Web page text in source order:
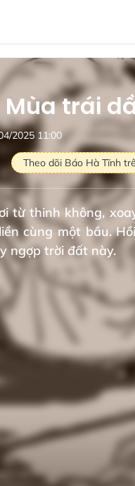
trái
2025 11:00
Theo dõi Báo Hà Tĩnh
từ thinh không,
cùng một bầu.
ngợp trời đất này.